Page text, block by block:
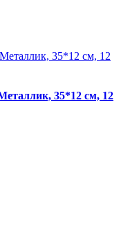
35*12 см, 12